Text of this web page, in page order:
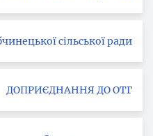
Програми Бабчинецької сільської ради
ДОПРИЄДНАННЯ ДО ОТГ